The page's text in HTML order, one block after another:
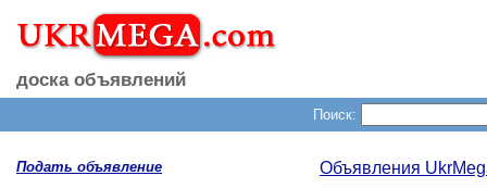
доска объявлений
Поиск:
Подать объявление
Объявления